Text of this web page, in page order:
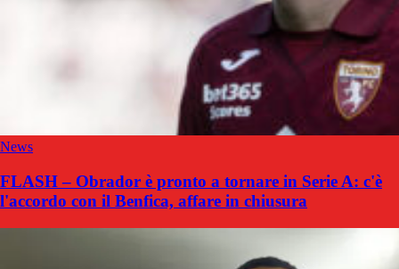
News
FLASH – Obrador è pronto a tornare in Serie A: c'è
l'accordo con il Benfica, affare in chiusura